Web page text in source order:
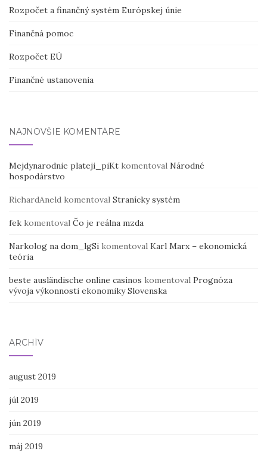
Rozpočet a finančný systém Európskej únie
Finančná pomoc
Rozpočet EÚ
Finančné ustanovenia
NAJNOVŠIE KOMENTÁRE
Mejdynarodnie plateji_piKt komentoval Národné
hospodárstvo
RichardAneld komentoval Stranícky systém
fek komentoval Čo je reálna mzda
Narkolog na dom_lgSi komentoval Karl Marx – ekonomická
teória
beste ausländische online casinos komentoval Prognóza
vývoja výkonnosti ekonomiky Slovenska
ARCHÍV
august 2019
júl 2019
jún 2019
máj 2019